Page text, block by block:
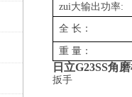
zui大输出功率:
全 长：
重 量：
日立G23SS角
扳手